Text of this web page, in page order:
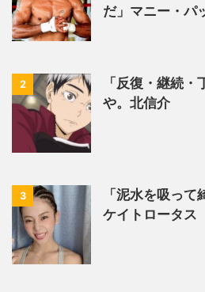
だ」マニー・パ
2
「反復・継続
や。北信介
3
「泥水を吸って
ケイトロータス